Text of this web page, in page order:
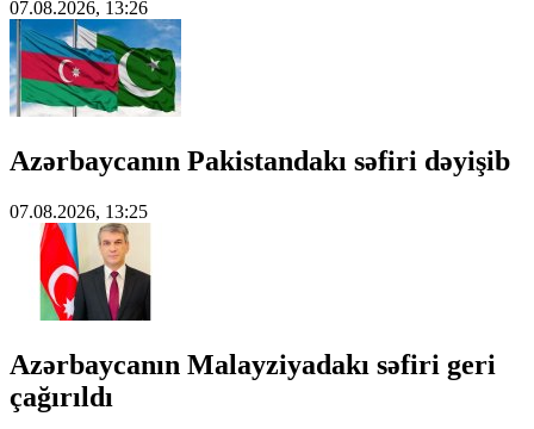
07.08.2026, 13:26
Azərbaycanın Pakistandakı səfiri dəyişib
07.08.2026, 13:25
Azərbaycanın Malayziyadakı səfiri geri
çağırıldı